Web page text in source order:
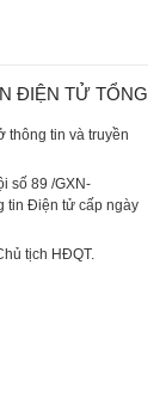
ĐIỆN TỬ TỔNG
thông tin và truyền
số 89 /GXN-
tin Điện tử cấp ngày
tịch HĐQT.